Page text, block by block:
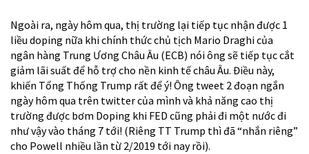
Ngoài ra, ngày hôm qua, thị trường lại tiếp tục nhận được 1
liều doping nữa khi chính thức chủ tịch Mario Draghi của
ngân hàng Trung Ương Châu Âu (ECB) nói ông sẽ tiếp tục cắt
giảm lãi suất để hỗ trợ cho nền kinh tế châu Âu. Điều này,
khiến Tổng Thống Trump rất để ý! Ông tweet 2 đoạn ngắn
ngày hôm qua trên twitter của mình và khả năng cao thị
trường được bơm Doping khi FED cũng phải đi một nước đi
như vậy vào tháng 7 tới! (Riêng TT Trump thì đã “nhắn riêng”
cho Powell nhiều lần từ 2/2019 tới nay rồi).